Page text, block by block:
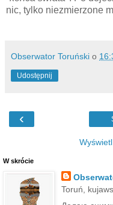
nic, tylko niezmierzone
Obserwator Toruński o
Udostępnij
‹
W skrócie
Toruń,